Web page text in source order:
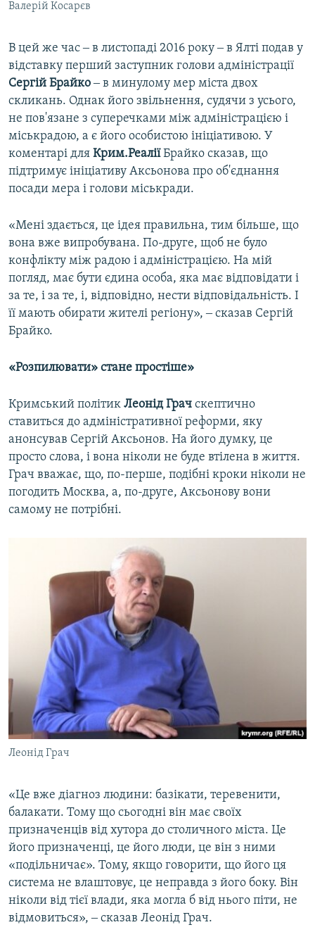
Валерій Косарєв
В цей же час ‒ в листопаді 2016 року ‒ в Ялті подав у
відставку перший заступник голови адміністрації
Сергій Брайко‒ в минулому мер міста двох
скликань. Однак його звільнення, судячи з усього,
не пов'язане з суперечками між адміністрацією і
міськрадою, а є його особистою ініціативою. У
коментарі для Крим.РеаліїБрайко сказав, що
підтримує ініціативу Аксьонова про об'єднання
посади мера і голови міськради.
«Мені здається, це ідея правильна, тим більше, що
вона вже випробувана. По-друге, щоб не було
конфлікту між радою і адміністрацією. На мій
погляд, має бути єдина особа, яка має відповідати і
за те, і за те, і, відповідно, нести відповідальність. І
її мають обирати жителі регіону», ‒ сказав Сергій
Брайко.
«Розпилювати» стане простіше»
Кримський політик Леонід Грач скептично
ставиться до адміністративної реформи, яку
анонсував Сергій Аксьонов. На його думку, це
просто слова, і вона ніколи не буде втілена в життя.
Грач вважає, що, по-перше, подібні кроки ніколи не
погодить Москва, а, по-друге, Аксьонову вони
самому не потрібні.
Леонід Грач
«Це вже діагноз людини: базікати, теревенити,
балакати. Тому що сьогодні він має своїх
призначенців від хутора до столичного міста. Це
його призначенці, це його люди, це він з ними
«подільничає». Тому, якщо говорити, що його ця
система не влаштовує, це неправда з його боку. Він
ніколи від тієї влади, яка могла б від нього піти, не
відмовиться», ‒ сказав Леонід Грач.